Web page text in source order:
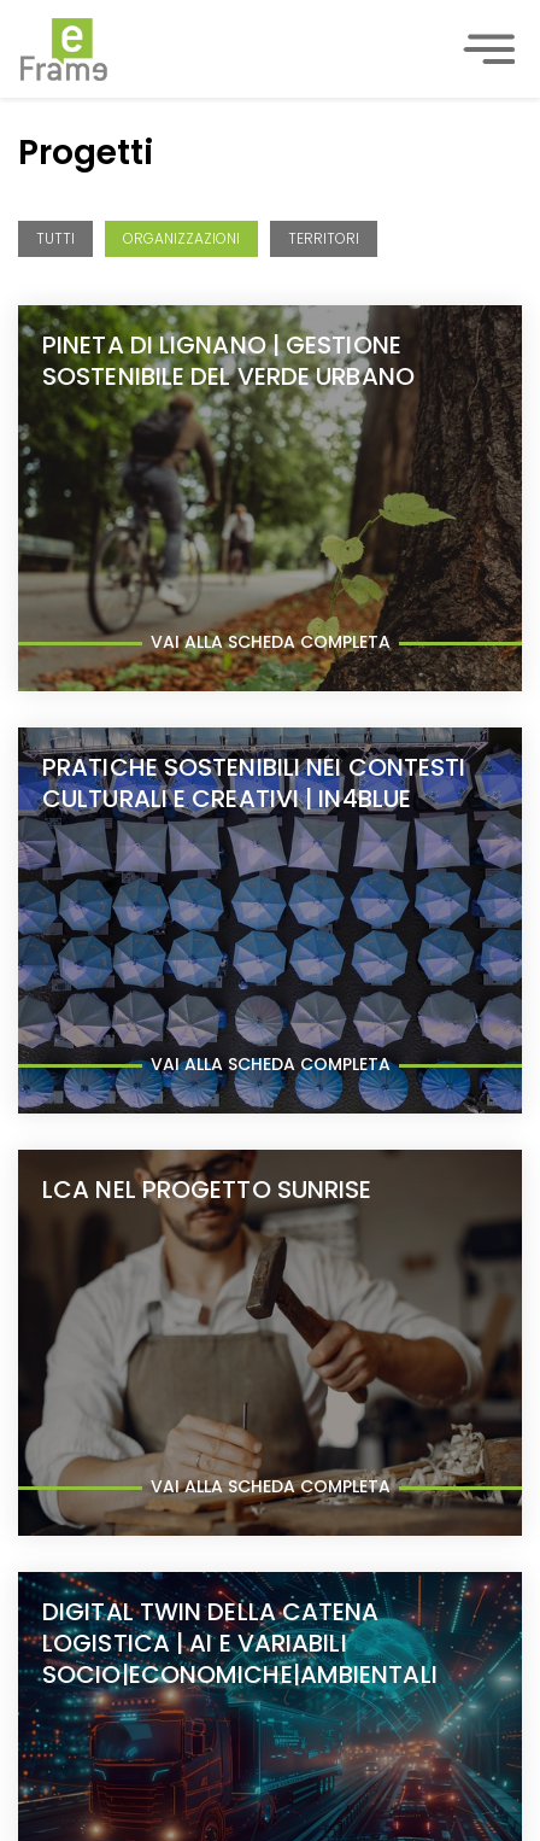
Progetti
TUTTI ORGANIZZAZIONI TERRITORI
PINETA DI LIGNANO | GESTIONE
SOSTENIBILE DEL VERDE URBANO
VAI ALLA SCHEDA COMPLETA
PRATICHE SOSTENIBILI NEI CONTESTI
CULTURALI E CREATIVI | IN4BLUE
VAI ALLA SCHEDA COMPLETA
LCA NEL PROGETTO SUNRISE
VAI ALLA SCHEDA COMPLETA
DIGITAL TWIN DELLA CATENA
LOGISTICA | AI E VARIABILI
SOCIO|ECONOMICHE|AMBIENTALI